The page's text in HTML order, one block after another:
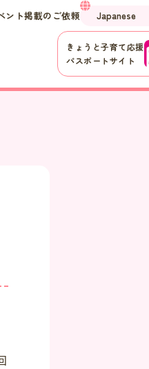
ント掲載のご依頼
きょうと子育て応援
パスポートサイト